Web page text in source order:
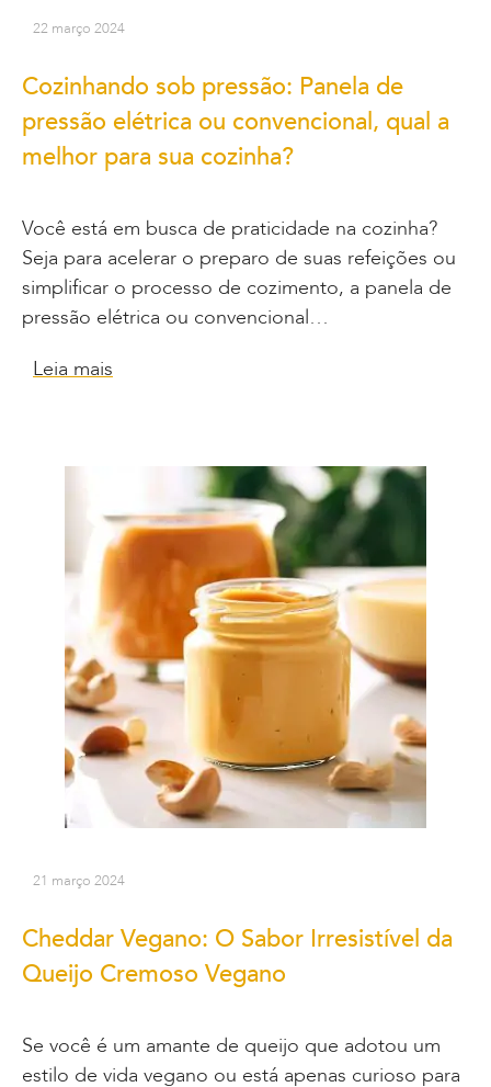
22 março 2024
Cozinhando sob pressão: Panela de
pressão elétrica ou convencional, qual a
melhor para sua cozinha?
Você está em busca de praticidade na cozinha?
Seja para acelerar o preparo de suas refeições ou
simplificar o processo de cozimento, a panela de
pressão elétrica ou convencional…
Leia mais
21 março 2024
Cheddar Vegano: O Sabor Irresistível da
Queijo Cremoso Vegano
Se você é um amante de queijo que adotou um
estilo de vida vegano ou está apenas curioso para